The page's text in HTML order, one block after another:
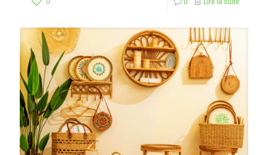
0 0 Lire la suite